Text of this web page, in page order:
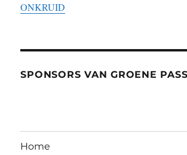
ONKRUID
SPONSORS VAN GROENE
Home